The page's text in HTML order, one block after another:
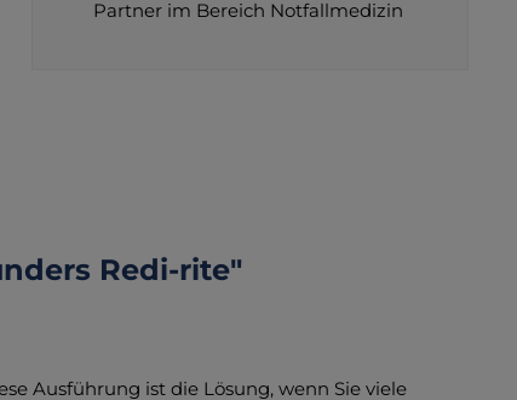
Partner im Bereich Notfallmedizin
Redi-rite"
Ausführung ist die Lösung, wenn Sie viele